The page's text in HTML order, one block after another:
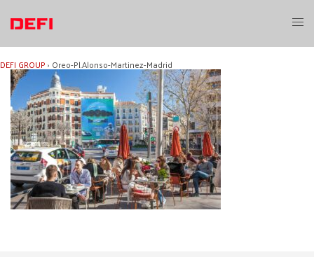
contenu
DEFI GROUP› Oreo-Pl.Alonso-Martinez-Madrid